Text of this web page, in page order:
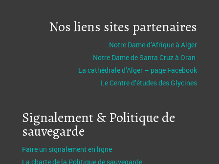
Nos liens sites partenaires
Notre Dame d’Afrique à Alger
Notre Dame de Santa Cruz à Oran
La cathédrale d’Alger – page Facebook
Le Centre d’études des Glycines
Signalement & Politique de
sauvegarde
Faire un signalement en ligne
La charte de la Politique de sauvegarde